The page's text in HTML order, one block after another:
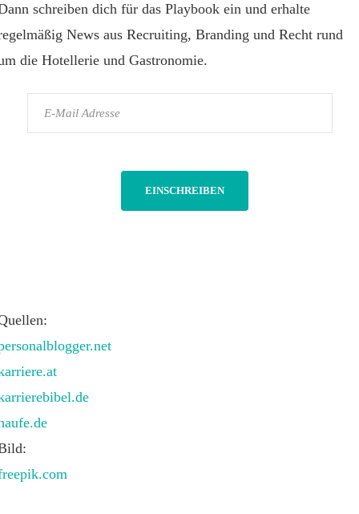
schreiben dich für das Playbook ein und erhalte
News aus Recruiting, Branding und Recht rund
die Hotellerie und Gastronomie.